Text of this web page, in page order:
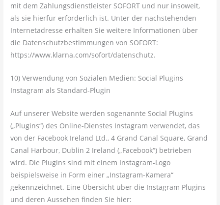
mit dem Zahlungsdienstleister SOFORT und nur insoweit,
als sie hierfür erforderlich ist. Unter der nachstehenden
Internetadresse erhalten Sie weitere Informationen über
die Datenschutzbestimmungen von SOFORT:
https://www.klarna.com/sofort/datenschutz.
10) Verwendung von Sozialen Medien: Social Plugins
Instagram als Standard-Plugin
Auf unserer Website werden sogenannte Social Plugins
(„Plugins“) des Online-Dienstes Instagram verwendet, das
von der Facebook Ireland Ltd., 4 Grand Canal Square, Grand
Canal Harbour, Dublin 2 Ireland („Facebook“) betrieben
wird. Die Plugins sind mit einem Instagram-Logo
beispielsweise in Form einer „Instagram-Kamera“
gekennzeichnet. Eine Übersicht über die Instagram Plugins
und deren Aussehen finden Sie hier: